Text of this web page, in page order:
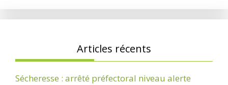
Articles récents
Sécheresse : arrêté préfectoral niveau alerte